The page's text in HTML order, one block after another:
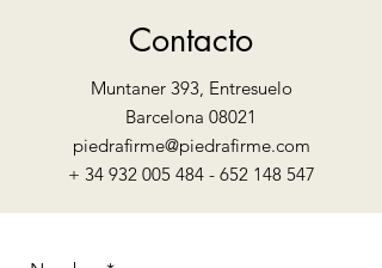
Contacto
Muntaner 393, Entresuelo
Barcelona 08021
piedrafirme@piedrafirme.com
+ 34 932 005 484 - 652 148547